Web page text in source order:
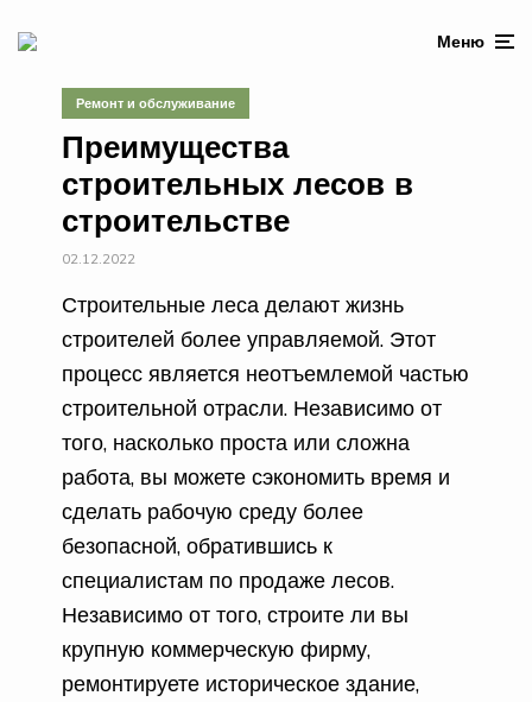
Меню
Ремонт и обслуживание
Преимущества
строительных лесов в
строительстве
02.12.2022
Строительные леса делают жизнь
строителей более управляемой. Этот
процесс является неотъемлемой частью
строительной отрасли. Независимо от
того, насколько проста или сложна
работа, вы можете сэкономить время и
сделать рабочую среду более
безопасной, обратившись к
специалистам по продаже лесов.
Независимо от того, строите ли вы
крупную коммерческую фирму,
ремонтируете историческое здание,